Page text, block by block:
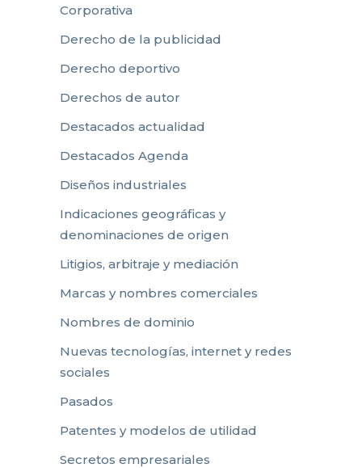
Corporativa
Derecho de la publicidad
Derecho deportivo
Derechos de autor
Destacados actualidad
Destacados Agenda
Diseños industriales
Indicaciones geográficas y
denominaciones de origen
Litigios, arbitraje y mediación
Marcas y nombres comerciales
Nombres de dominio
Nuevas tecnologías, internet y redes
sociales
Pasados
Patentes y modelos de utilidad
Secretos empresariales